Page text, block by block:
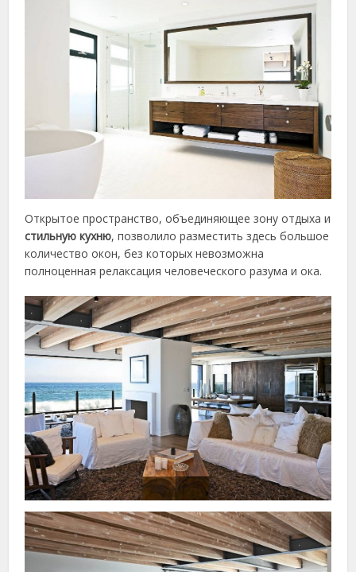
Открытое пространство, объединяющее зону отдыха и
стильную кухню, позволило разместить здесь большое
количество окон, без которых невозможна
полноценная релаксация человеческого разума и ока.